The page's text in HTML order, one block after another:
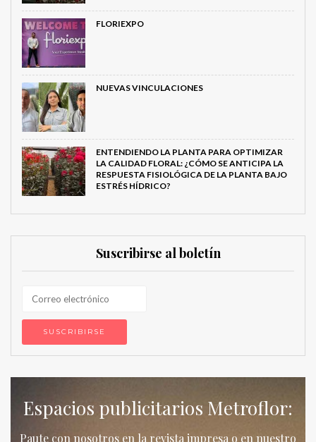
FLORIEXPO
NUEVAS VINCULACIONES
ENTENDIENDO LA PLANTA PARA OPTIMIZAR
LA CALIDAD FLORAL: ¿CÓMO SE ANTICIPA LA
RESPUESTA FISIOLÓGICA DE LA PLANTA BAJO
ESTRÉS HÍDRICO?
Suscribirse al boletín
Espacios publicitarios Metroflor:
Paute con nosotros en la revista impresa o en nuestro